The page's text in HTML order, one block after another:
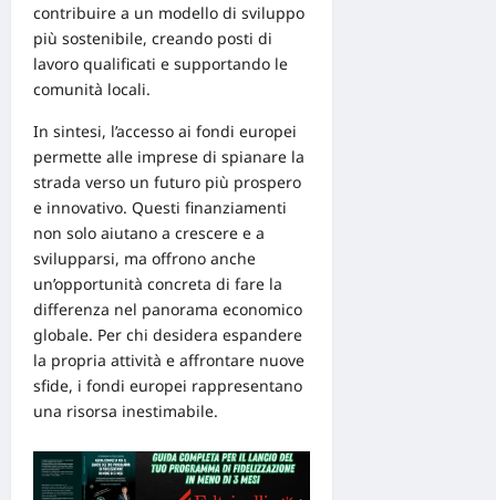
contribuire a un modello di sviluppo
più sostenibile, creando posti di
lavoro qualificati e supportando le
comunità locali.
In sintesi, l’accesso ai fondi europei
permette alle imprese di spianare la
strada verso un futuro più prospero
e innovativo. Questi finanziamenti
non solo aiutano a crescere e a
svilupparsi, ma offrono anche
un’opportunità concreta di fare la
differenza nel panorama economico
globale. Per chi desidera espandere
la propria attività e affrontare nuove
sfide, i fondi europei rappresentano
una risorsa inestimabile.